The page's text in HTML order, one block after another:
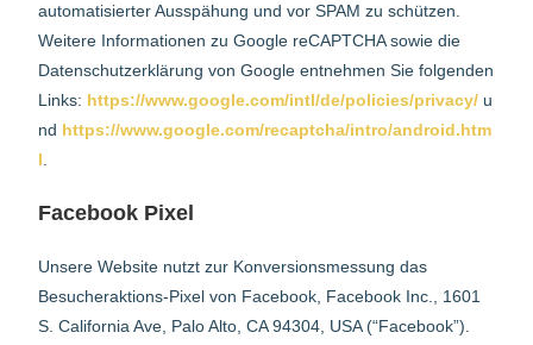
automatisierter Ausspähung und vor SPAM zu schützen.
Weitere Informationen zu Google reCAPTCHA sowie die
Datenschutzerklärung von Google entnehmen Sie folgenden
Links: https://www.google.com/intl/de/policies/privacy/ u
nd https://www.google.com/recaptcha/intro/android.htm
l
Facebook Pixel
Unsere Website nutzt zur Konversionsmessung das
Besucheraktions-Pixel von Facebook, Facebook Inc., 1601
S. California Ave, Palo Alto, CA 94304, USA (“Facebook”).